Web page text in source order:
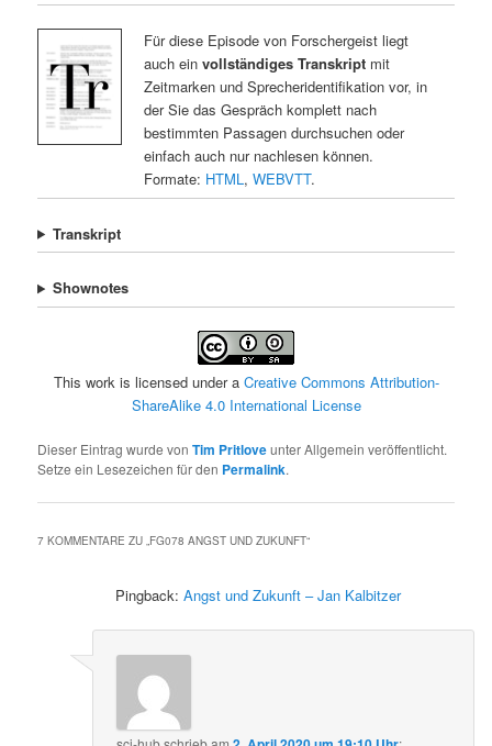
Für diese Episode von Forschergeist liegt
auch ein vollständiges Transkriptmit
Zeitmarken und Sprecheridentifikation vor, in
der Sie das Gespräch komplett nach
bestimmten Passagen durchsuchen oder
einfach auch nur nachlesen können.
Formate: HTML, WEBVTT.
Transkript
Shownotes
This work is licensed under a Creative Commons Attribution-
ShareAlike 4.0 International License
Dieser Eintrag wurde vonTim Pritloveunter Allgemein veröffentlicht.
Setze ein Lesezeichen für den Permalink.
7 KOMMENTARE ZU „FG078 ANGST UND ZUKUNFT“
Pingback:Angst und Zukunft – Jan Kalbitzer